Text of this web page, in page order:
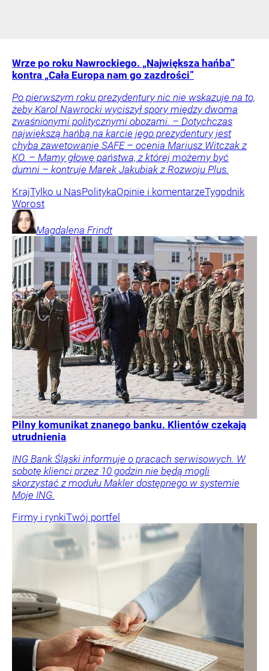
Wrze po roku Nawrockiego. „Największa hańba”
kontra „Cała Europa nam go zazdrości”
Po pierwszym roku prezydentury nic nie wskazuje na to,
żeby Karol Nawrocki wyciszył spory między dwoma
zwaśnionymi politycznymi obozami. – Dotychczas
największą hańbą na karcie jego prezydentury jest
chyba zawetowanie SAFE – ocenia Mariusz Witczak z
KO. – Mamy głowę państwa, z której możemy być
dumni – kontruje Marek Jakubiak z Rozwoju Plus.
KrajTylko u NasPolitykaOpinie i komentarzeTygodnik
Wprost
Magdalena Frindt
Pilny komunikat znanego banku. Klientów czekają
utrudnienia
ING Bank Śląski informuje o pracach serwisowych. W
sobotę klienci przez 10 godzin nie będą mogli
skorzystać z modułu Makler dostępnego w systemie
Moje ING.
Firmy i rynkiTwój portfel